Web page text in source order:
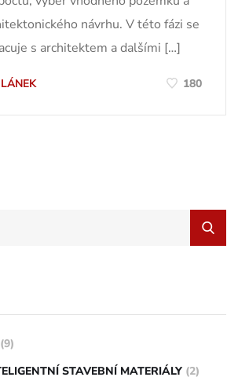
návrhu. V této fázi se
s architektem a dalšími […]
180
(9)
STAVEBNÍ MATERIÁLY (2)